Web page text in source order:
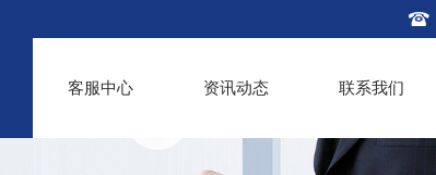
客服中心 资讯动态 联系我们